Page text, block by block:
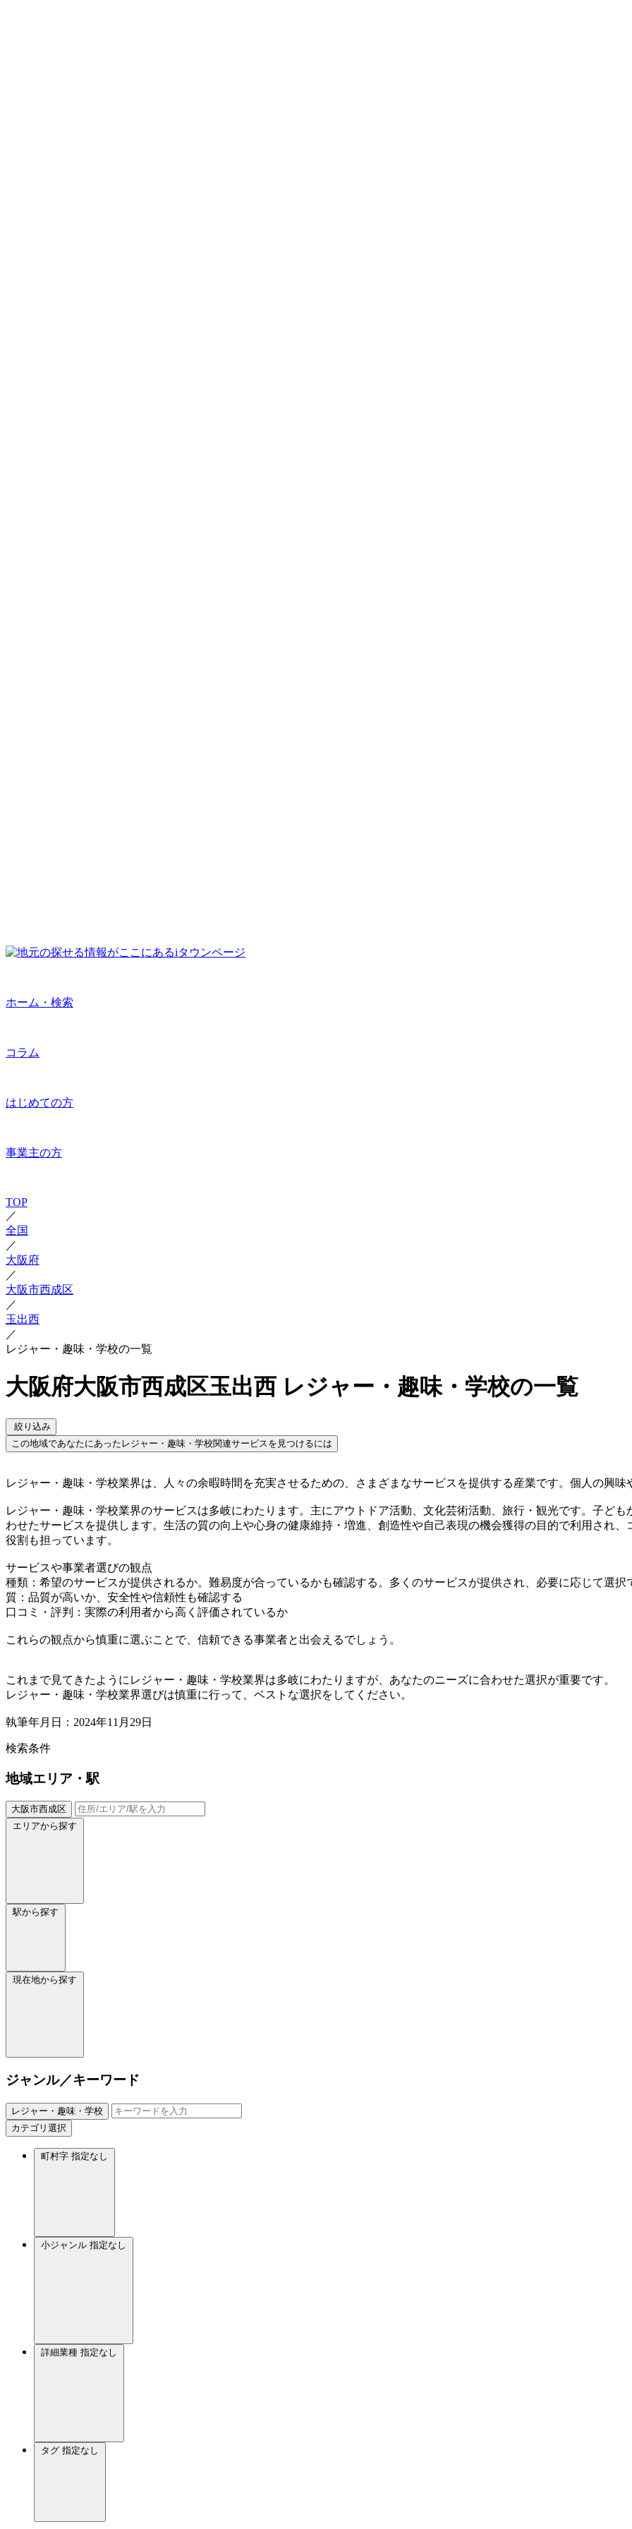
ホーム・検索
コラム
はじめての方
事業主の方
TOP
／
全国
／
大阪府
／
大阪市西成区
／
玉出西
／
レジャー・趣味・学校の一覧
大阪府大阪市西成区玉出西 レジャー・趣味・学校の一覧
絞り込み
この地域であなたにあったレジャー・趣味・学校関連サービスを見つけるには
レジャー・趣味・学校業界は、人々の余暇時間を充実させるための、さまざまなサービスを提供する産業です。個人の興
レジャー・趣味・学校業界のサービスは多岐にわたります。主にアウトドア活動、文化芸術活動、旅行・観光です。子ど
わせたサービスを提供します。生活の質の向上や心身の健康維持・増進、創造性や自己表現の機会獲得の目的で利用され
役割も担っています。
サービスや事業者選びの観点
種類：希望のサービスが提供されるか。難易度が合っているかも確認する。多くのサービスが提供され、必要に応じて選択
質：品質が高いか、安全性や信頼性も確認する
口コミ・評判：実際の利用者から高く評価されているか
これらの観点から慎重に選ぶことで、信頼できる事業者と出会えるでしょう。
これまで見てきたようにレジャー・趣味・学校業界は多岐にわたりますが、あなたのニーズに合わせた選択が重要です。
レジャー・趣味・学校業界選びは慎重に行って、ベストな選択をしてください。
執筆年月日：2024年11月29日
検索条件
地域エリア・駅
大阪市西成区
エリアから探す
駅から探す
現在地から探す
ジャンル／キーワード
レジャー・趣味・学校
カテゴリ選択
町村字 指定なし
小ジャンル 指定なし
詳細業種 指定なし
タグ 指定なし